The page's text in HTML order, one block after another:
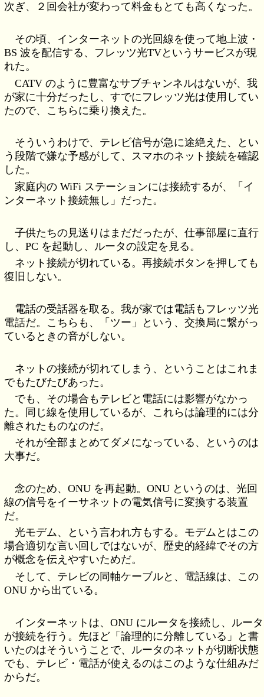
次ぎ、２回会社が変わって料金もとても高くなった。
その頃、インターネットの光回線を使って地上波・
BS 波を配信する、フレッツ光TVというサービスが現
れた。
CATV のように豊富なサブチャンネルはないが、我
が家に十分だったし、すでにフレッツ光は使用してい
たので、こちらに乗り換えた。
そういうわけで、テレビ信号が急に途絶えた、とい
う段階で嫌な予感がして、スマホのネット接続を確認
した。
家庭内の WiFi ステーションには接続するが、「イ
ンターネット接続無し」だった。
子供たちの見送りはまだだったが、仕事部屋に直行
し、PC を起動し、ルータの設定を見る。
ネット接続が切れている。再接続ボタンを押しても
復旧しない。
電話の受話器を取る。我が家では電話もフレッツ光
電話だ。こちらも、「ツー」という、交換局に繋がっ
ているときの音がしない。
ネットの接続が切れてしまう、ということはこれま
でもたびたびあった。
でも、その場合もテレビと電話には影響がなかっ
た。同じ線を使用しているが、これらは論理的には分
離されたものなのだ。
それが全部まとめてダメになっている、というのは
大事だ。
念のため、ONU を再起動。ONU というのは、光回
線の信号をイーサネットの電気信号に変換する装置
だ。
光モデム、という言われ方もする。モデムとはこの
場合適切な言い回しではないが、歴史的経緯でその方
が概念を伝えやすいためだ。
そして、テレビの同軸ケーブルと、電話線は、この
ONU から出ている。
インターネットは、ONU にルータを接続し、ルータ
が接続を行う。先ほど「論理的に分離している」と書
いたのはそういうことで、ルータのネットが切断状態
でも、テレビ・電話が使えるのはこのような仕組みだ
からだ。